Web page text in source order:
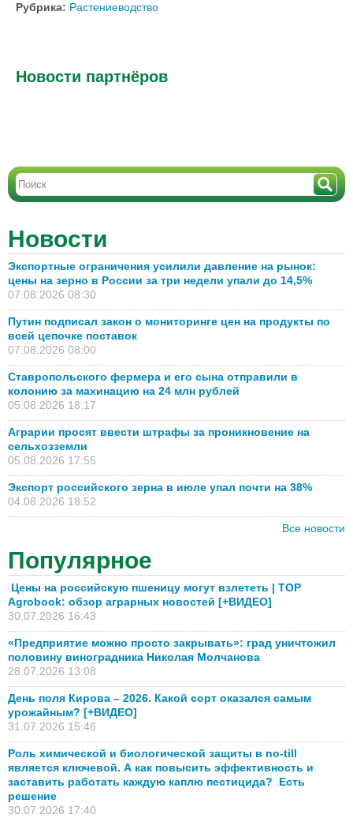
Рубрика: Растениеводство
Новости партнёров
Новости
Экспортные ограничения усилили давление на рынок:
цены на зерно в России за три недели упали до 14,5%
07.08.2026 08:30
Путин подписал закон о мониторинге цен на продукты по
всей цепочке поставок
07.08.2026 08:00
Ставропольского фермера и его сына отправили в
колонию за махинацию на 24 млн рублей
05.08.2026 18:17
Аграрии просят ввести штрафы за проникновение на
сельхозземли
05.08.2026 17:55
Экспорт российского зерна в июле упал почти на 38%
04.08.2026 18:52
Все новости
Популярное
Цены на российскую пшеницу могут взлететь | TOP
Agrobook: обзор аграрных новостей [+ВИДЕО]
30.07.2026 16:43
«Предприятие можно просто закрывать»: град уничтожил
половину виноградника Николая Молчанова
28.07.2026 13:08
День поля Кирова – 2026. Какой сорт оказался самым
урожайным? [+ВИДЕО]
31.07.2026 15:46
Роль химической и биологической защиты в no-till
является ключевой. А как повысить эффективность и
заставить работать каждую каплю пестицида? Есть
решение
30.07.2026 17:40